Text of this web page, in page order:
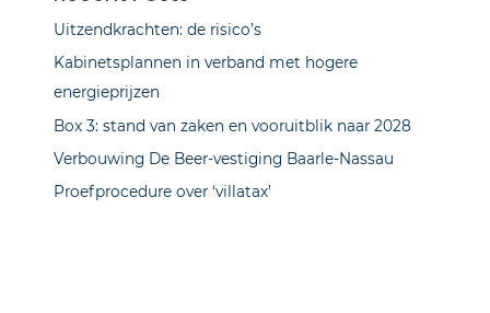
Uitzendkrachten: de risico’s
Kabinetsplannen in verband met hogere
energieprijzen
Box 3: stand van zaken en vooruitblik naar 2028
Verbouwing De Beer-vestiging Baarle-Nassau
Proefprocedure over ‘villatax’